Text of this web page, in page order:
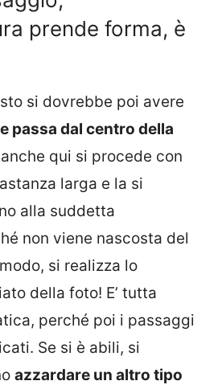
prende forma, è
si dovrebbe poi avere
passa dal centro della
qui si procede con
larga e la si
alla suddetta
non viene nascosta del
si realizza lo
della foto! E’ tutta
perché poi i passaggi
Se si è abili, si
azzardare un altro tipo